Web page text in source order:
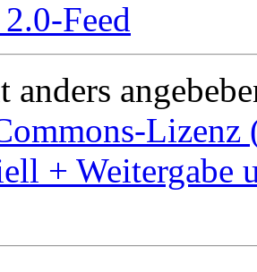
Feed
anders
Lizenz
+ Weitergabe